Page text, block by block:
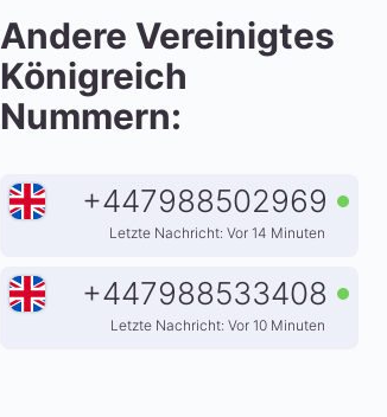
Andere Vereinigtes
Königreich
Nummern:
+447988502969
Letzte Nachricht: Vor 14 Minuten
+447988533408
Letzte Nachricht: Vor 10 Minuten